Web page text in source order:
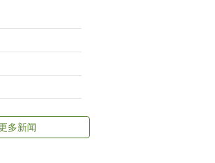
多新闻